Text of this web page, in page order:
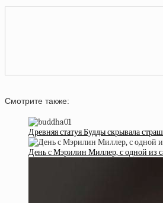
Смотрите также:
Древняя статуя Будды скрывала
День с Мэрилин Миллер, с одной из